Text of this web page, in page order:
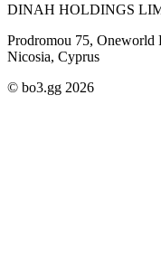
DINAH HOLDINGS
Prodromou 75, Oneworld
Nicosia, Cyprus
© bo3.gg 2026